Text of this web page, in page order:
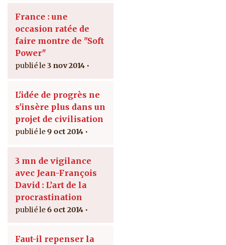
France : une
occasion ratée de
faire montre de "Soft
Power"
3 nov 2014
L'idée de progrès ne
s'insère plus dans un
projet de civilisation
9 oct 2014
3 mn de vigilance
avec Jean-François
David : L’art de la
procrastination
6 oct 2014
Faut-il repenser la